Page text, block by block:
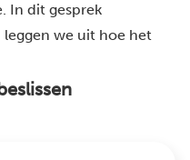
In dit gesprek
leggen we uit hoe het